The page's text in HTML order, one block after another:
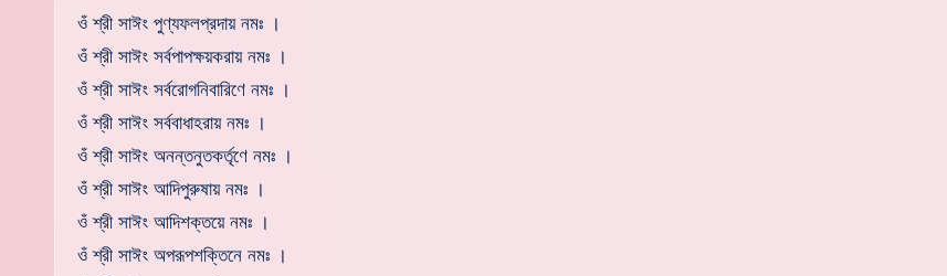
ওঁ শ্রী সাঈং পুণ্যফলপ্রদায় নমঃ ।
ওঁ শ্রী সাঈং সর্বপাপক্ষয়করায় নমঃ ।
ওঁ শ্রী সাঈং সর্বরোগনিবারিণে নমঃ ।
ওঁ শ্রী সাঈং সর্ববাধাহরায় নমঃ ।
ওঁ শ্রী সাঈং অনন্তনুতকর্তৃণে নমঃ ।
ওঁ শ্রী সাঈং আদিপুরুষায় নমঃ ।
ওঁ শ্রী সাঈং আদিশক্তয়ে নমঃ ।
ওঁ শ্রী সাঈং অপরূপশক্তিনে নমঃ ।